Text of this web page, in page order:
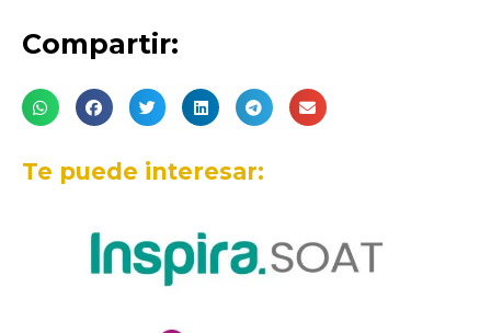
Compartir:
Te puede interesar: